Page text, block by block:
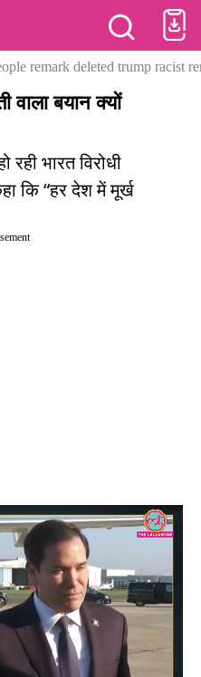
remark deleted trump racist
वाला बयान क्यों
भारत विरोधी
कि “हर देश में मूर्ख